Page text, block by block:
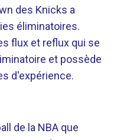
des Knicks a
éliminatoires.
flux et reflux qui se
et possède
d'expérience.
de la NBA que